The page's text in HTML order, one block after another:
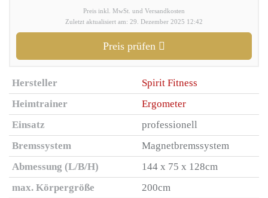
Preis inkl. MwSt. und Versandkosten
Zuletzt aktualisiert am: 29. Dezember 2025 12:42
Preis prüfen
Hersteller
Spirit Fitness
Heimtrainer
Ergometer
Einsatz
professionell
Bremssystem
Magnetbremssystem
Abmessung (L/B/H)
144 x 75 x 128cm
max. Körpergröße
200cm